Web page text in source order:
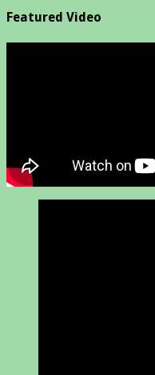
Featured Video